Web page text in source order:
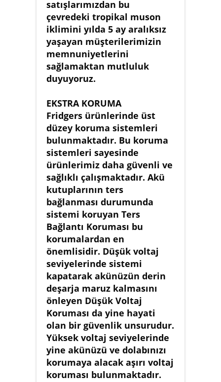
satışlarımızdan bu
çevredeki tropikal muson
iklimini yılda 5 ay aralıksız
yaşayan müşterilerimizin
memnuniyetlerini
sağlamaktan mutluluk
duyuyoruz.
EKSTRA KORUMA
Fridgers ürünlerinde üst
düzey koruma sistemleri
bulunmaktadır. Bu koruma
sistemleri sayesinde
ürünlerimiz daha güvenli ve
sağlıklı çalışmaktadır. Akü
kutuplarının ters
bağlanması durumunda
sistemi koruyan Ters
Bağlantı Koruması bu
korumalardan en
önemlisidir. Düşük voltaj
seviyelerinde sistemi
kapatarak akünüzün derin
deşarja maruz kalmasını
önleyen Düşük Voltaj
Koruması da yine hayati
olan bir güvenlik unsurudur.
Yüksek voltaj seviyelerinde
yine akünüzü ve dolabınızı
korumaya alacak aşırı voltaj
koruması bulunmaktadır.